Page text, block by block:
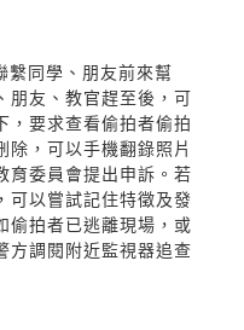
繫同學、朋友前來幫
朋友、教官趕至後，可
，要求查看偷拍者偷拍
除，可以手機翻錄照片
育委員會提出申訴。若
可以嘗試記住特徵及發
偷拍者已逃離現場，或
方調閱附近監視器追查